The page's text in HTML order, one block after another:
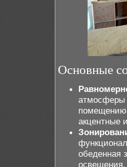
Основные
атмосферы
акцентные
обеденная
освещения.